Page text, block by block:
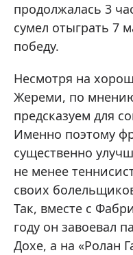
продолжалась 3
сумел отыграть 7
победу.
Несмотря на
Жереми, по
предсказуем для
Именно поэтому
существенно
не менее
своих
Так, вместе с
году он завоевал
Дохе, а на «Ролан